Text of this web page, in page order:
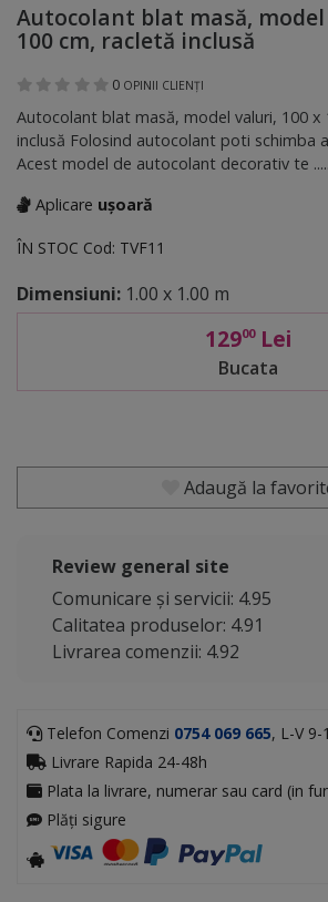
Autocolant blat masă, model
100 cm, racletă inclusă
0 OPINII CLIENȚI
Autocolant blat masă, model valuri, 100 x
inclusă Folosind autocolant poti schimba
Acest model de autocolant decorativ te
Aplicare ușoară
ÎN STOC Cod: TVF11
Dimensiuni: 1.00 x 1.00 m
12900Lei
Bucata
Adaugă la
Review general site
Comunicare și servicii: 4.95
Calitatea produselor: 4.91
Livrarea comenzii: 4.92
Telefon Comenzi 0754 069 665, L-V 9-
Livrare Rapida 24-48h
Plata la livrare, numerar sau card (in
Plăți sigure